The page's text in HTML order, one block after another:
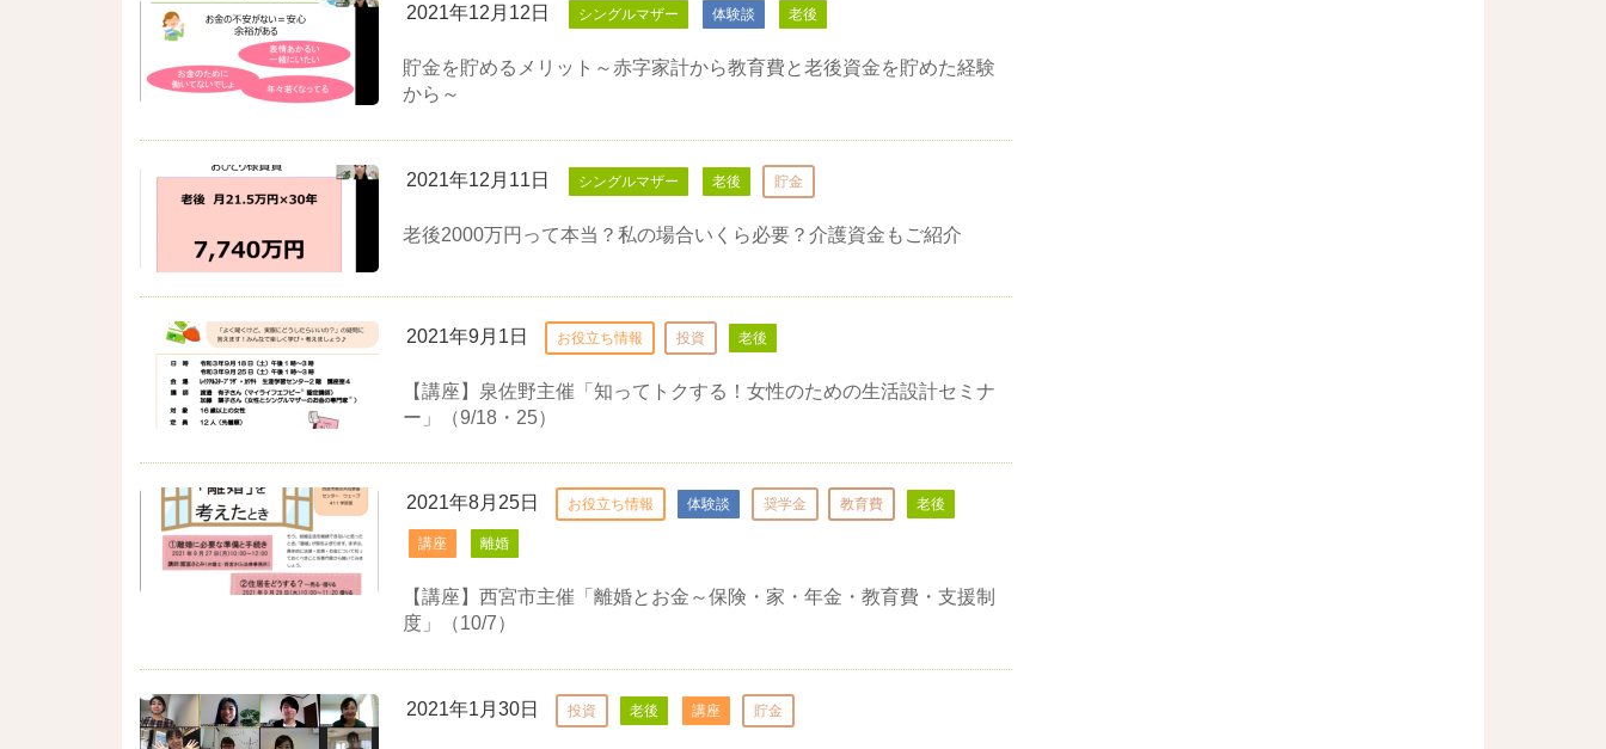
2021年12月12日 シングルマザー 体験談 老後
貯金を貯めるメリット～赤字家計から教育費と老後資金を貯めた経験
から～
2021年12月11日 シングルマザー 老後 貯金
老後2000万円って本当？私の場合いくら必要？介護資金もご紹介
2021年9月1日 お役立ち情報 投資 老後
【講座】泉佐野主催「知ってトクする！女性のための生活設計セミナ
ー」（9/18・25）
2021年8月25日 お役立ち情報 体験談 奨学金 教育費 老後
講座 離婚
【講座】西宮市主催「離婚とお金～保険・家・年金・教育費・支援制
度」（10/7）
2021年1月30日 投資 老後 講座 貯金